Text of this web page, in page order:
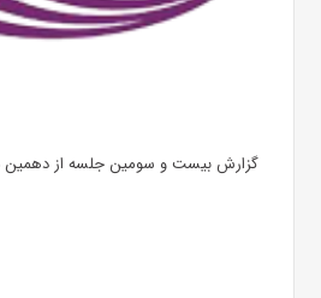
گزارش بیست و سومین جلسه از دهمین